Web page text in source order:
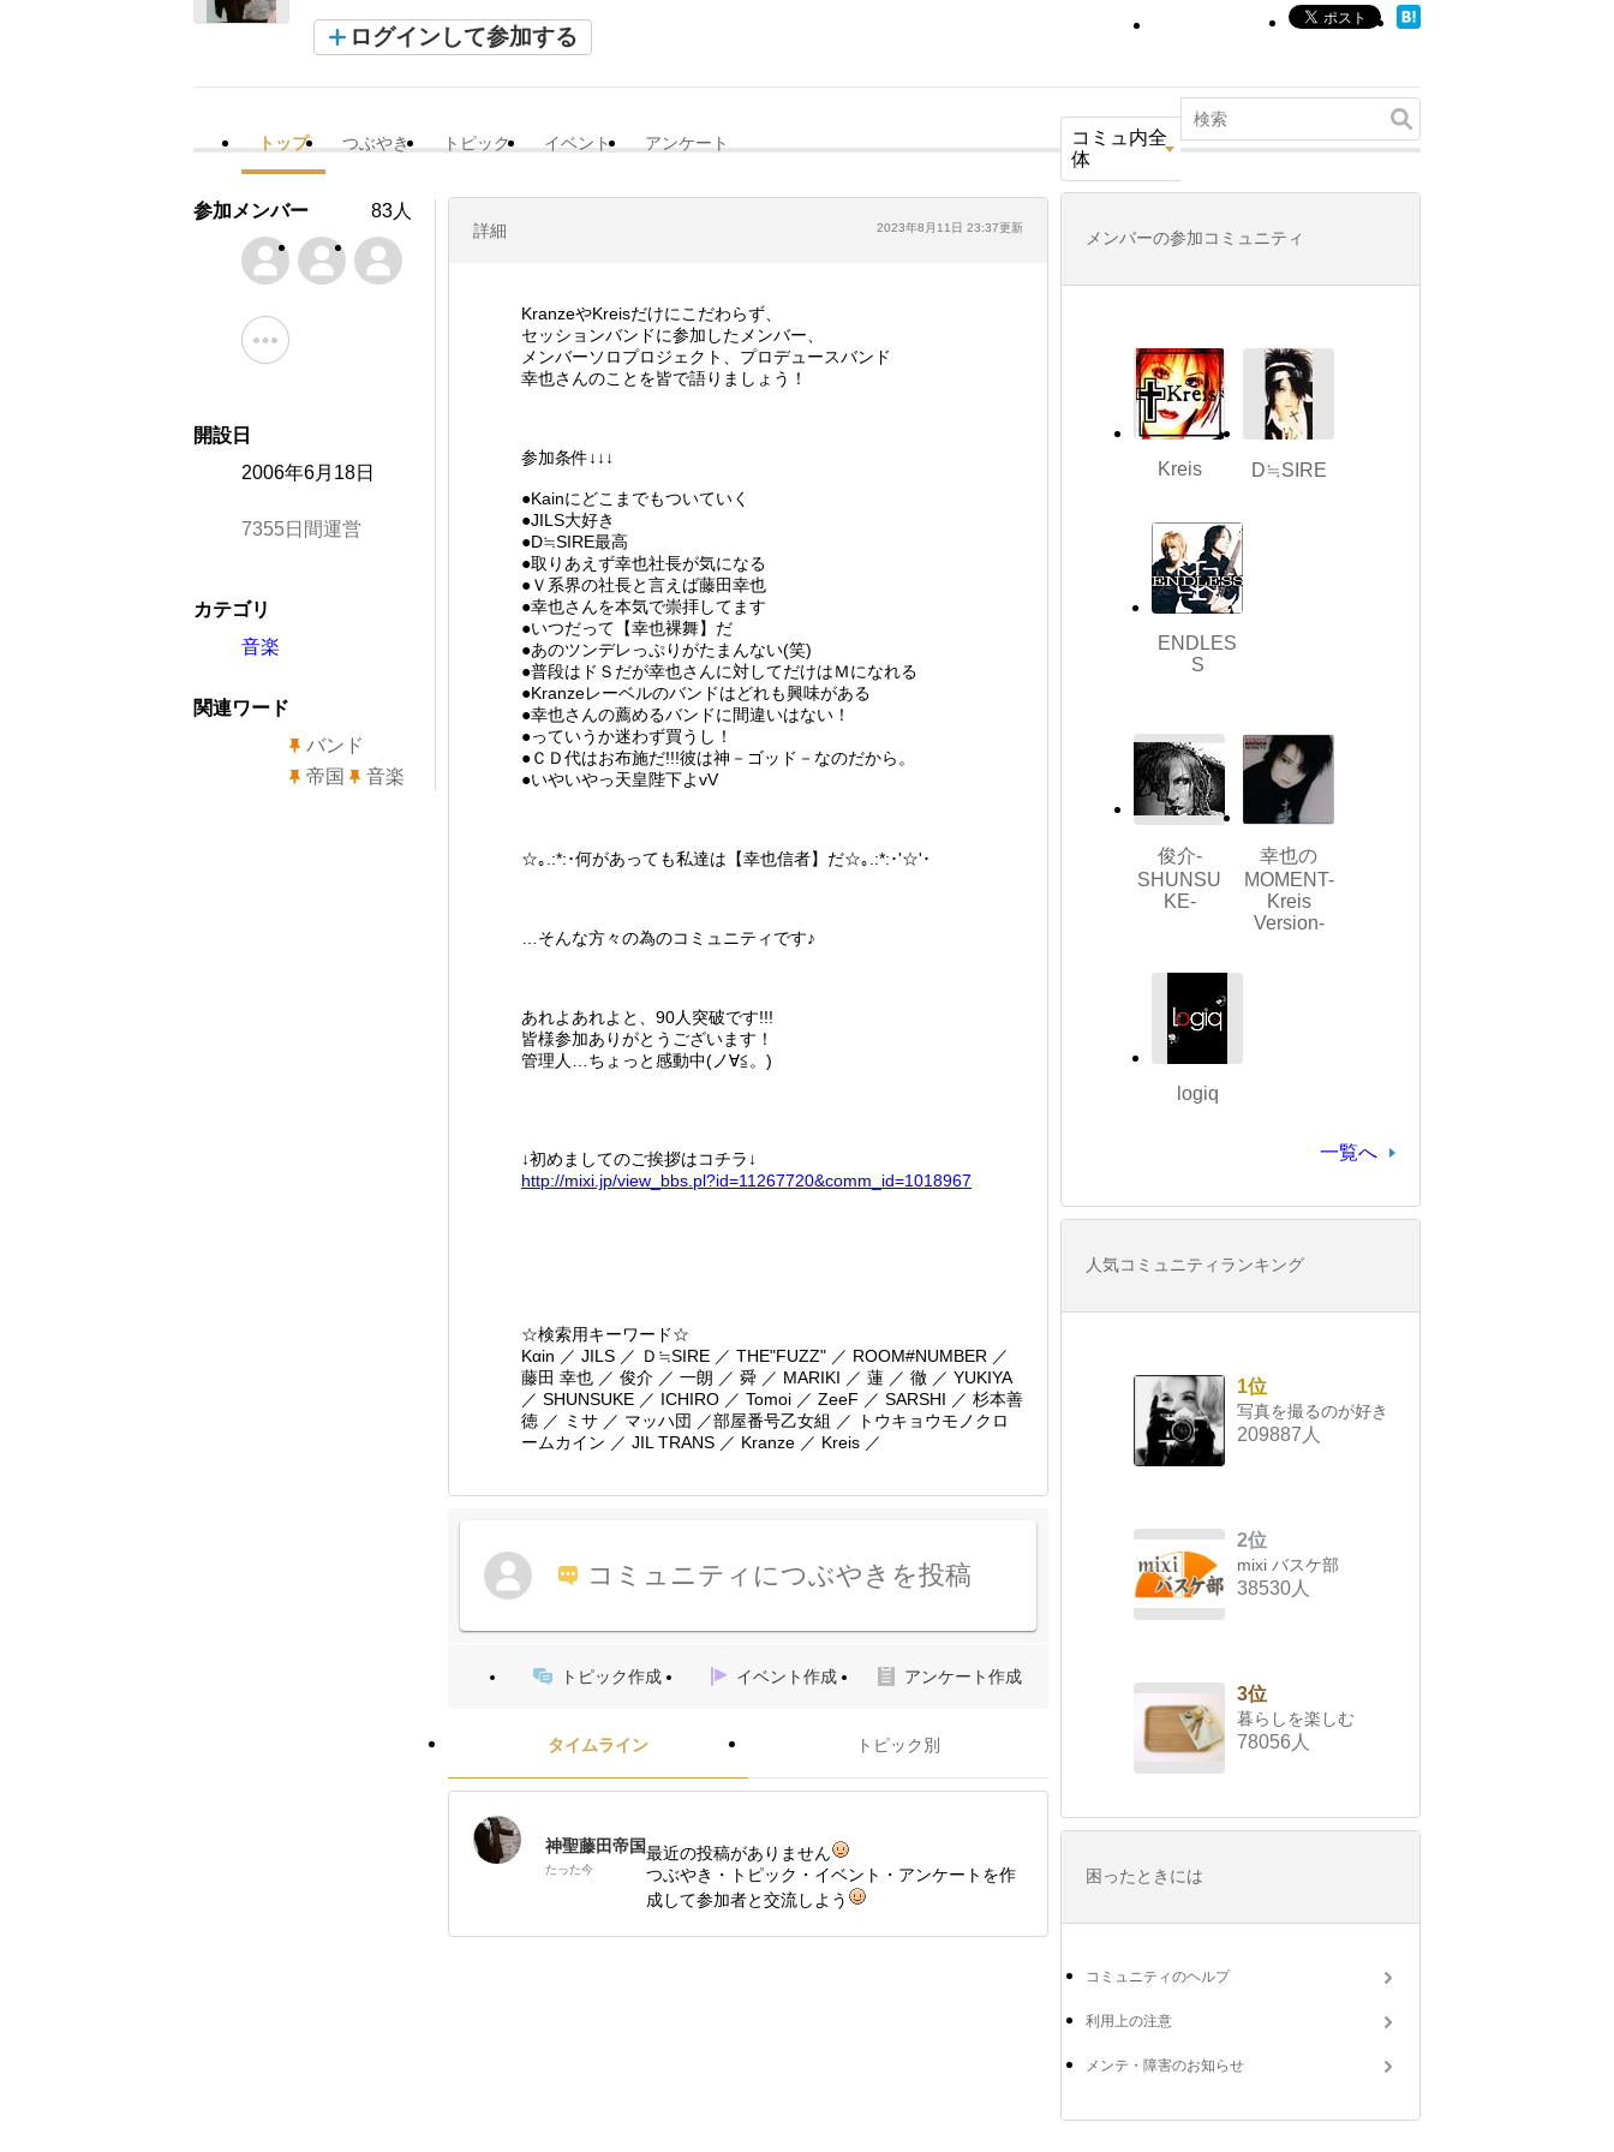
ログインして参加する
トップ つぶやき トピック イベント アンケート
コミュ内全
体
詳細 2023年8月11日 23:37更新
KranzeやKreisだけにこだわらず、
セッションバンドに参加したメンバー、
メンバーソロプロジェクト、プロデュースバンド
幸也さんのことを皆で語りましょう！
参加条件↓↓↓
●Kainにどこまでもついていく
●JILS大好き
●D≒SIRE最高
●取りあえず幸也社長が気になる
●Ｖ系界の社長と言えば藤田幸也
●幸也さんを本気で崇拝してます
●いつだって【幸也裸舞】だ
●あのツンデレっぷりがたまんない(笑)
●普段はドＳだが幸也さんに対してだけはＭになれる
●Kranzeレーベルのバンドはどれも興味がある
●幸也さんの薦めるバンドに間違いはない！
●っていうか迷わず買うし！
●ＣＤ代はお布施だ!!!彼は神－ゴッド－なのだから。
●いやいやっ天皇陛下よvV
☆｡.:*:･何があっても私達は【幸也信者】だ☆｡.:*:･'☆'･
…そんな方々の為のコミュニティです♪
あれよあれよと、90人突破です!!!
皆様参加ありがとうございます！
管理人…ちょっと感動中(ノ∀≦。)
↓初めましてのご挨拶はコチラ↓
http://mixi.jp/view_bbs.pl?id=11267720&comm_id=1018967
☆検索用キーワード☆
Kαin ／ JILS ／ Ｄ≒SIRE ／ THE"FUZZ" ／ ROOM#NUMBER ／
藤田 幸也 ／ 俊介 ／ 一朗 ／ 舜 ／ MARIKI ／ 蓮 ／ 徹 ／ YUKIYA
／ SHUNSUKE ／ ICHIRO ／ Tomoi ／ ZeeF ／ SARSHI ／ 杉本善
徳 ／ ミサ ／ マッハ団 ／部屋番号乙女組 ／ トウキョウモノクロ
ームカイン ／ JIL TRANS ／ Kranze ／ Kreis ／
コミュニティにつぶやきを投稿
トピック作成 イベント作成 アンケート作成
タイムライン トピック別
神聖藤田帝国
たった今
最近の投稿がありません
つぶやき・トピック・イベント・アンケートを作
成して参加者と交流しよう
参加メンバー 83人
開設日
2006年6月18日
7355日間運営
カテゴリ
音楽
関連ワード
バンド
帝国
音楽
メンバーの参加コミュニティ
Kreis D≒SIRE
ENDLES
S
俊介-
SHUNSU
KE-
幸也の
MOMENT-
Kreis
Version-
logiq
一覧へ
人気コミュニティランキング
1位
写真を撮るのが好き
209887人
2位
mixi バスケ部
38530人
3位
暮らしを楽しむ
78056人
困ったときには
コミュニティのヘルプ
利用上の注意
メンテ・障害のお知らせ